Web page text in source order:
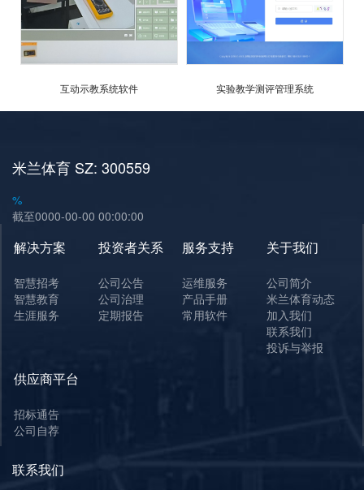
互动示教系统软件 实验教学测评管理系统
米兰体育 SZ: 300559
%
截至0000-00-00 00:00:00
解决方案
智慧招考
智慧教育
生涯服务
投资者关系
公司公告
公司治理
定期报告
服务支持
运维服务
产品手册
常用软件
关于我们
公司简介
米兰体育动态
加入我们
联系我们
投诉与举报
供应商平台
招标通告
公司自荐
联系我们